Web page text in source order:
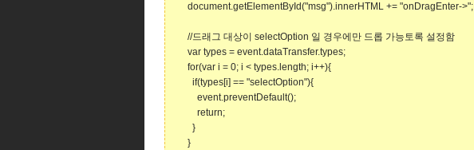
document.getElementById("msg").innerHTML += "onDragEnter->";
//드래그 대상이 selectOption 일 경우에만 드롭 가능토록 설정함
var types = event.dataTransfer.types;
for(var i = 0; i < types.length; i++){
if(types[i] == "selectOption"){
event.preventDefault();
return;
}
}